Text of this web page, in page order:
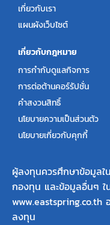
เกี่ยวกับเรา
แผนผังเว็บไซต์
เกี่ยวกับกฎหมาย
การกำกับดูแลกิจการ
การต่อต้านคอร์รัปชั่น
คำสงวนสิทธิ์
นโยบายความเป็นส่วนตัว
นโยบายเกี่ยวกับคุกกี้
ผู้ลงทุนควรศึกษาข้อมูล
กองทุน และข้อมูลอื่นๆ ใ
www.eastspring.co.th
ลงทุน